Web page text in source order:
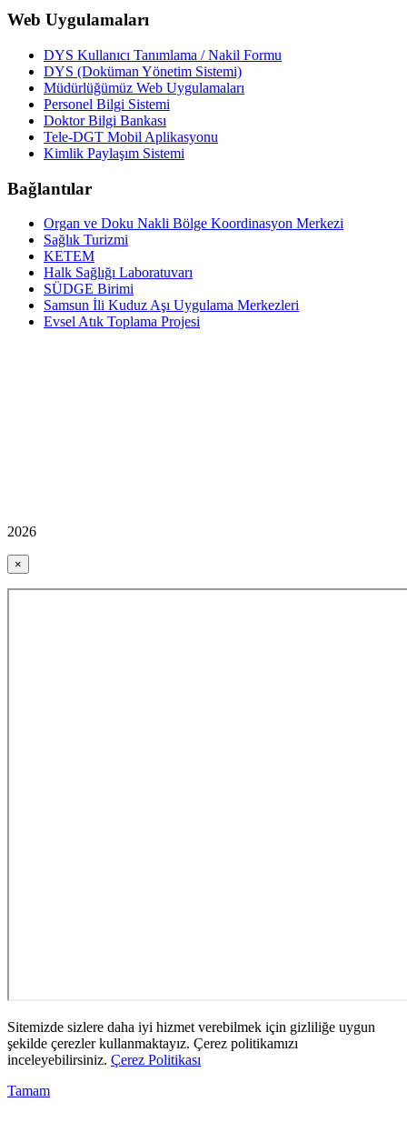
Web Uygulamaları
DYS Kullanıcı Tanımlama / Nakil Formu
DYS (Doküman Yönetim Sistemi)
Müdürlüğümüz Web Uygulamaları
Personel Bilgi Sistemi
Doktor Bilgi Bankası
Tele-DGT Mobil Aplikasyonu
Kimlik Paylaşım Sistemi
Bağlantılar
Organ ve Doku Nakli Bölge Koordinasyon Merkezi
Sağlık Turizmi
KETEM
Halk Sağlığı Laboratuvarı
SÜDGE Birimi
Samsun İli Kuduz Aşı Uygulama Merkezleri
Evsel Atık Toplama Projesi
2026
×
Sitemizde sizlere daha iyi hizmet verebilmek için gizliliğe uygun
şekilde çerezler kullanmaktayız. Çerez politikamızı
inceleyebilirsiniz. Çerez Politikası
Tamam